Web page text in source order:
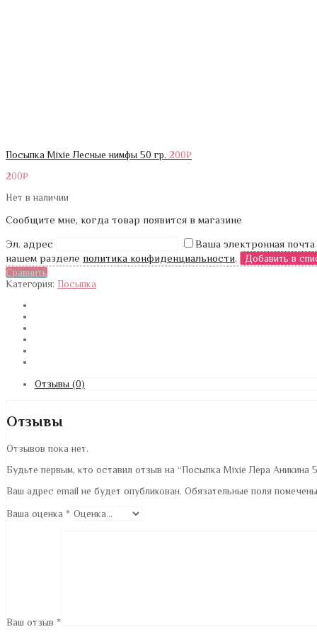
Посыпка Mixie Лесные нимфы 50 гр. 200₽
200₽
Нет в наличии
Сообщите мне, когда товар появится в магазине
Эл. адрес
Ваша электронная
нашем разделе политика конфиденциальности.
Сравнить
Категория: Посыпка
Отзывы (0)
Отзывы
Отзывов пока нет.
Будьте первым, кто оставил отзыв на “Посыпка Mixie Лера Аникина
Ваш адрес email не будет опубликован. Обязательные поля
Ваша оценка *
Ваш отзыв *